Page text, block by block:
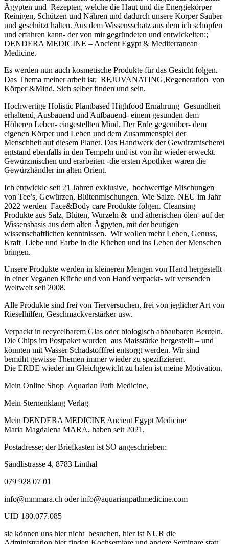
Ägypten und Rezepten, welche die Haut und die Energiekörper
Reinigen, Schützen und Nähren und dadurch unsere Körper Sauber
und geschützt halten. Aus dem Wissensschatz aus dem ich schöpfen
und erfahren kann- der von mir gegründeten und entwickelten:;
DENDERA MEDICINE – Ancient Egypt & Mediterranean
Medicine.
Es werden nun auch kosmetische Produkte für das Gesicht folgen.
Das Thema meiner arbeit ist; REJUVANATING,Regeneration von
Körper &Mind. Sich selber finden und sein.
Hochwertige Holistic Plantbased Highfood Ernährung Gesundheit
erhaltend, Ausbauend und Aufbauend- einem gesunden dem
Höheren Leben- eingestellten Mind. Der Erde gegenüber- dem
eigenen Körper und Leben und dem Zusammenspiel der
Menschheit auf diesem Planet. Das Handwerk der Gewürzmischerei
entstand ebenfalls in den Tempeln und ist von ihr wieder erweckt.
Gewürzmischen und erarbeiten -die ersten Apothker waren die
Gewürzhändler im alten Orient.
Ich entwickle seit 21 Jahren exklusive, hochwertige Mischungen
von Tee’s, Gewürzen, Blütenmischungen. Wie Salze. NEU im Jahr
2022 werden Face&Body care Produkte folgen. Cleansing
Produkte aus Salz, Blüten, Wurzeln & und ätherischen ölen- auf der
Wissensbasis aus dem alten Ägpyten, mit der heutigen
wissenschaftlichen kenntnissen. Wir wollen mehr Leben, Genuss,
Kraft Liebe und Farbe in die Küchen und ins Leben der Menschen
bringen.
Unsere Produkte werden in kleineren Mengen von Hand hergestellt
in einer Veganen Küche und von Hand verpackt- wir versenden
Weltweit seit 2008.
Alle Produkte sind frei von Tierversuchen, frei von jeglicher Art von
Rieselhilfen, Geschmackverstärker usw.
Verpackt in recycelbarem Glas oder biologisch abbaubaren Beuteln.
Die Chips im Postpaket wurden aus Maisstärke hergestellt – und
könnten mit Wasser Schadstofffrei entsorgt werden. Wir sind
bemüht gewisse Themen immer wieder zu spezifizieren.
Die ERDE wieder im Gleichgewicht zu halen ist meine Motivation.
Mein Online Shop Aquarian Path Medicine,
Mein Sternenklang Verlag
Mein DENDERA MEDICINE Ancient Egypt Medicine
Maria Magdalena MARA, haben seit 2021,
Postadresse; der Briefkasten ist SO angeschrieben:
Sändlistrasse 4, 8783 Linthal
079 928 07 01
info@mmmara.ch oder info@aquarianpathmedicine.com
UID 180.077.085
sie können uns hier nicht besuchen, hier ist NUR die